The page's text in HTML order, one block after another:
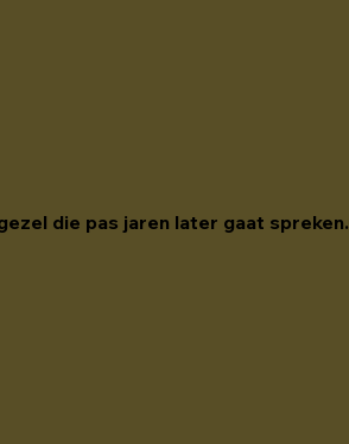
die pas jaren later gaat spreken.